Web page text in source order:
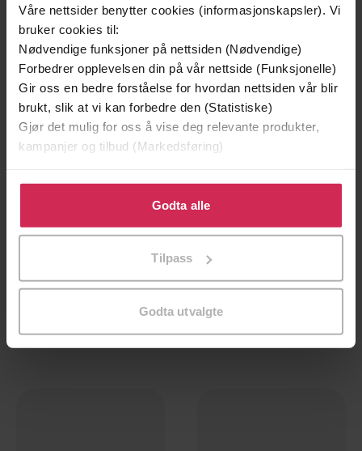
Våre nettsider benytter cookies (informasjonskapsler). Vi
bruker cookies til:
Nødvendige funksjoner på nettsiden (Nødvendige)
Forbedrer opplevelsen din på vår nettside (Funksjonelle)
Gir oss en bedre forståelse for hvordan nettsiden vår blir
brukt, slik at vi kan forbedre den (Statistiske)
Gjør det mulig for oss å vise deg relevante produkter,
kampanjer og tilbud (Markedsføring)
Klikk på «Godta alle» for å gi oss ditt samtykke til å
bruke cookies for alle disse formålene. Du kan også
tilpasse ditt samtykke til spesifikke formål ved å klikke
Godta alle
Tilpass
Godta utvalgte
Tricked
Trapped